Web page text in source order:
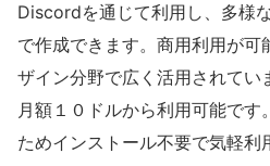
Discordを通じて利用し、多様
で作成できます。商用利用が
ザイン分野で広く活用されてい
月額１０ドルから利用可能で
ためインストール不要で気軽利